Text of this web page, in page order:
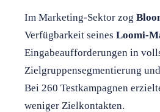
Im Marketing-Sektor zog
Verfügbarkeit seines Loomi-
Eingabeaufforderungen in
Zielgruppensegmentierung
Bei 260 Testkampagnen
weniger Zielkontakten.